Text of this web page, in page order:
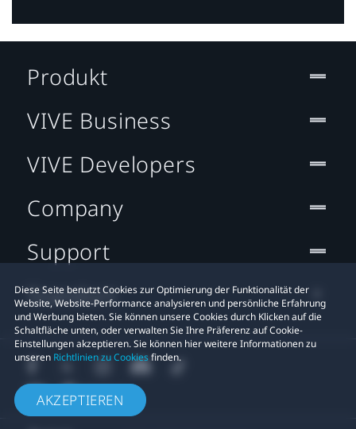
Diese Seite benutzt Cookies zur Optimierung der Funktionalität der
Website, Website-Performance analysieren und persönliche Erfahrung
und Werbung bieten. Sie können unsere Cookies durch Klicken auf die
Schaltfläche unten, oder verwalten Sie Ihre Präferenz auf Cookie-
Einstellungen akzeptieren. Sie können hier weitere Informationen zu
unseren Richtlinien zu Cookiesfinden.
AKZEPTIEREN
Produkt
VIVE Business
VIVE Developers
Company
Support
Standort